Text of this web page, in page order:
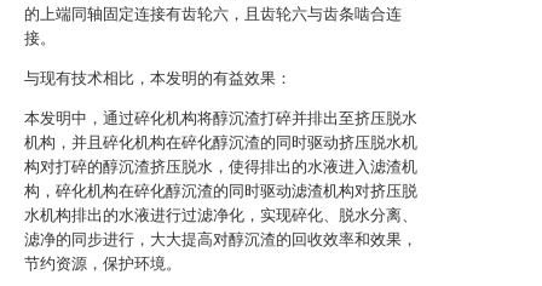
的上端同轴固定连接有齿轮六，且齿轮六与齿条啮合连
接。
与现有技术相比，本发明的有益效果：
本发明中，通过碎化机构将醇沉渣打碎并排出至挤压脱水
机构，并且碎化机构在碎化醇沉渣的同时驱动挤压脱水机
构对打碎的醇沉渣挤压脱水，使得排出的水液进入滤渣机
构，碎化机构在碎化醇沉渣的同时驱动滤渣机构对挤压脱
水机构排出的水液进行过滤净化，实现碎化、脱水分离、
滤净的同步进行，大大提高对醇沉渣的回收效率和效果，
节约资源，保护环境。